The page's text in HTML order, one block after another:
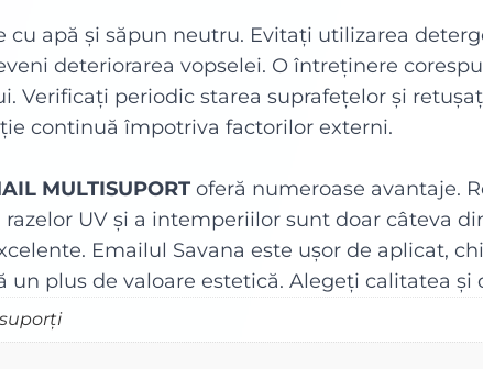
cu apă și săpun neutru. Evitați utilizarea
deteriorarea vopselei. O întreținere
Verificați periodic starea suprafețelor și
continuă împotriva factorilor externi.
MULTISUPORT oferă numeroase avantaje.
UV și a intemperiilor sunt doar câteva
Emailul Savana este ușor de aplicat,
un plus de valoare estetică. Alegeți calitatea și